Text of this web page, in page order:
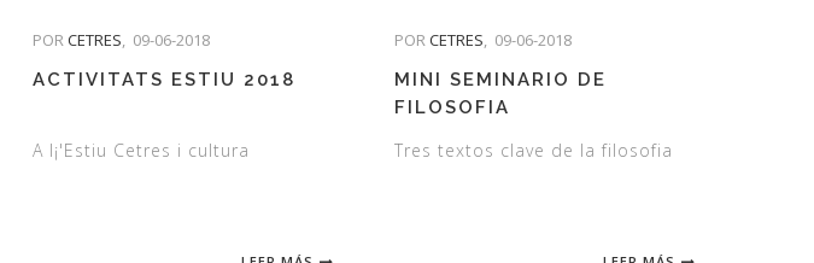
PORCETRES, 09-06-2018
ACTIVITATS ESTIU 2018
A l¡'Estiu Cetres i cultura
PORCETRES, 09-06-2018
MINI SEMINARIO DE
FILOSOFIA
Tres textos clave de la filosofia